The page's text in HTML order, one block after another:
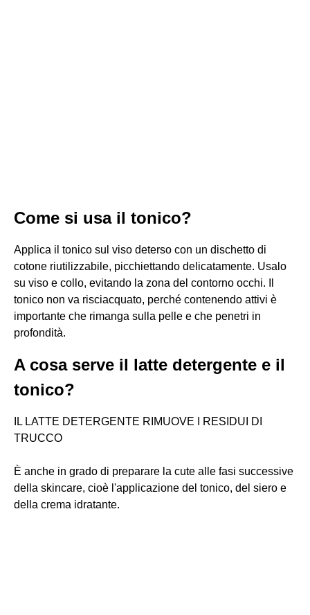
Come si usa il tonico?
Applica il tonico sul viso deterso con un dischetto di
cotone riutilizzabile, picchiettando delicatamente. Usalo
su viso e collo, evitando la zona del contorno occhi. Il
tonico non va risciacquato, perché contenendo attivi è
importante che rimanga sulla pelle e che penetri in
profondità.
A cosa serve il latte detergente e il
tonico?
IL LATTE DETERGENTE RIMUOVE I RESIDUI DI
TRUCCO
È anche in grado di preparare la cute alle fasi successive
della skincare, cioè l'applicazione del tonico, del siero e
della crema idratante.